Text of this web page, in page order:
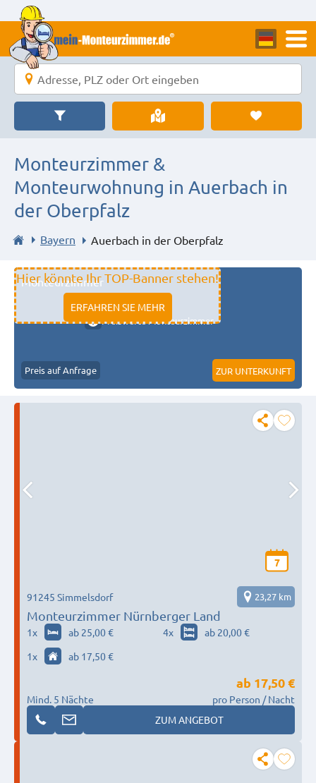
Monteurzimmer &
Monteurwohnung in Auerbach in
der Oberpfalz
Bayern Auerbach in der Oberpfalz
Hier könnte Ihr TOP-Banner stehen!
ERFAHREN SIE MEHR
Monteurzimmer
11333 fulda
Preiswerte Monteurzimmer
Preis auf Anfrage ZUR UNTERKUNFT
7
Monteurzimmer Nürnberger Land
91245 Simmelsdorf 23,27 km
1x ab 25,00 € 4x
ab 20,00 €
1x ab 17,50 €
Mind. 5 Nächte
ab 17,50 €
pro Person / Nacht
ZUM ANGEBOT